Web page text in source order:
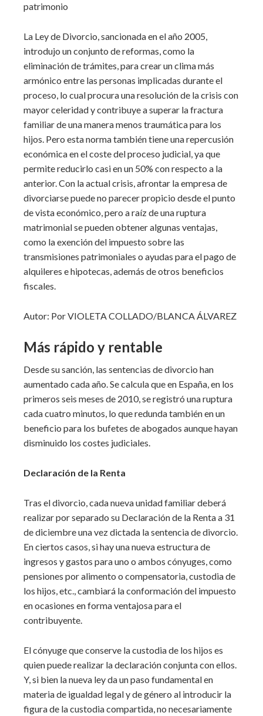
patrimonio
La Ley de Divorcio, sancionada en el año 2005,
introdujo un conjunto de reformas, como la
eliminación de trámites, para crear un clima más
armónico entre las personas implicadas durante el
proceso, lo cual procura una resolución de la crisis con
mayor celeridad y contribuye a superar la fractura
familiar de una manera menos traumática para los
hijos. Pero esta norma también tiene una repercusión
económica en el coste del proceso judicial, ya que
permite reducirlo casi en un 50% con respecto a la
anterior. Con la actual crisis, afrontar la empresa de
divorciarse puede no parecer propicio desde el punto
de vista económico, pero a raíz de una ruptura
matrimonial se pueden obtener algunas ventajas,
como la exención del impuesto sobre las
transmisiones patrimoniales o ayudas para el pago de
alquileres e hipotecas, además de otros beneficios
fiscales.
Autor: Por VIOLETA COLLADO/BLANCA ÁLVAREZ
Más rápido y rentable
Desde su sanción, las sentencias de divorcio han
aumentado cada año. Se calcula que en España, en los
primeros seis meses de 2010, se registró una ruptura
cada cuatro minutos, lo que redunda también en un
beneficio para los bufetes de abogados aunque hayan
disminuido los costes judiciales.
Declaración de la Renta
Tras el divorcio, cada nueva unidad familiar deberá
realizar por separado su Declaración de la Renta a 31
de diciembre una vez dictada la sentencia de divorcio.
En ciertos casos, si hay una nueva estructura de
ingresos y gastos para uno o ambos cónyuges, como
pensiones por alimento o compensatoria, custodia de
los hijos, etc., cambiará la conformación del impuesto
en ocasiones en forma ventajosa para el
contribuyente.
El cónyuge que conserve la custodia de los hijos es
quien puede realizar la declaración conjunta con ellos.
Y, si bien la nueva ley da un paso fundamental en
materia de igualdad legal y de género al introducir la
figura de la custodia compartida, no necesariamente